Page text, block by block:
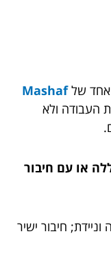
אחד שלMashaf
העבודה ולא
או עם חיבור
חיבור ישיר